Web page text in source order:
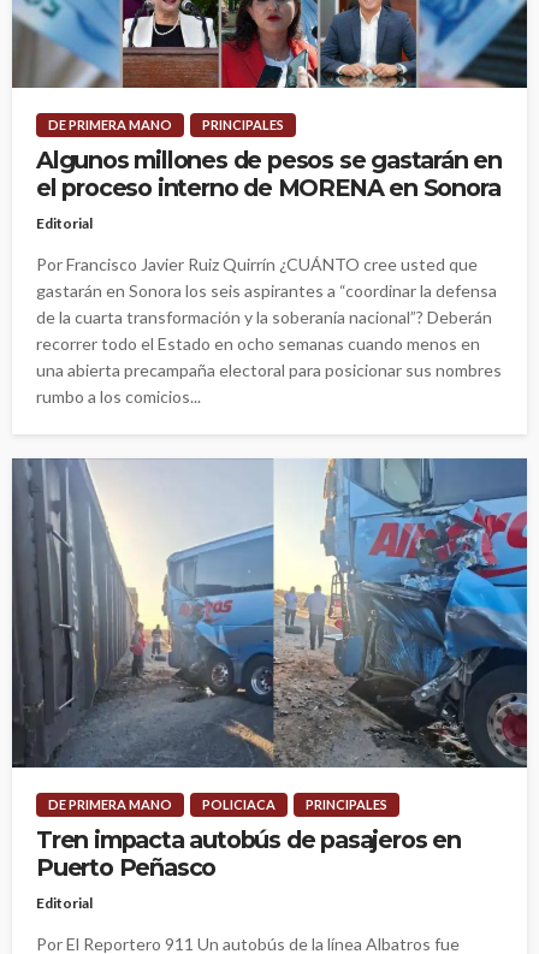
DE PRIMERA MANO PRINCIPALES
Algunos millones de pesos se gastarán en
el proceso interno de MORENA en Sonora
Editorial
Por Francisco Javier Ruiz Quirrín ¿CUÁNTO cree usted que
gastarán en Sonora los seis aspirantes a “coordinar la defensa
de la cuarta transformación y la soberanía nacional”? Deberán
recorrer todo el Estado en ocho semanas cuando menos en
una abierta precampaña electoral para posicionar sus nombres
rumbo a los comicios...
DE PRIMERA MANO POLICIACA PRINCIPALES
Tren impacta autobús de pasajeros en
Puerto Peñasco
Editorial
Por El Reportero 911 Un autobús de la línea Albatros fue